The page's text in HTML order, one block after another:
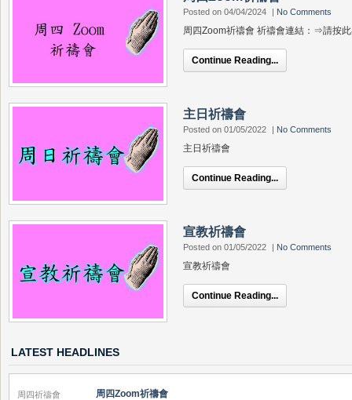
Posted on 04/04/2024 | No Comments
周四Zoom祈禱會 祈禱會連結：⇒請按
Continue Reading...
主日祈禱會
Posted on 01/05/2022 | No Comments
主日祈禱會
Continue Reading...
宣教祈禱會
Posted on 01/05/2022 | No Comments
宣教祈禱會
Continue Reading...
LATEST HEADLINES
周四祈禱會 周四Zoom祈禱會